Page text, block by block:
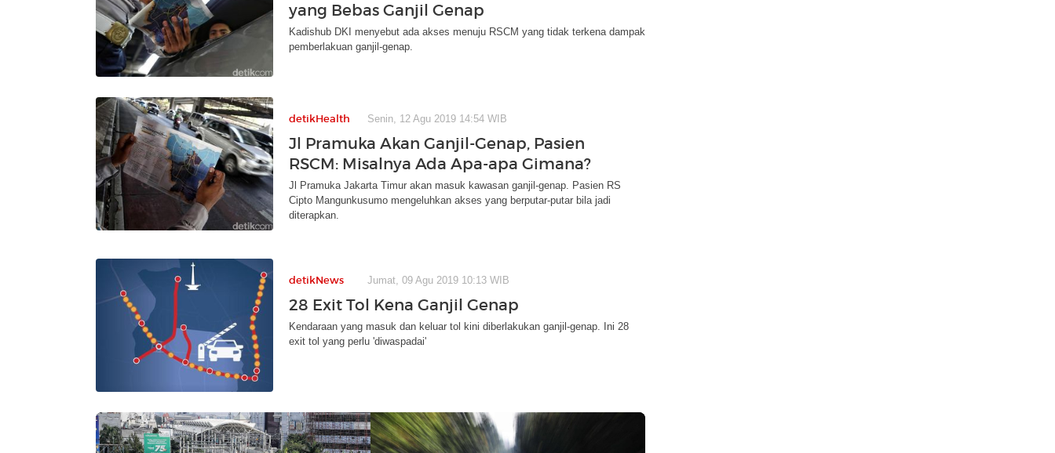
yang Bebas Ganjil Genap
Kadishub DKI menyebut ada akses menuju RSCM yang tidak terkena dampak
pemberlakuan ganjil-genap.
detikHealth Senin, 12 Agu 2019 14:54 WIB
Jl Pramuka Akan Ganjil-Genap, Pasien
RSCM: Misalnya Ada Apa-apa Gimana?
Jl Pramuka Jakarta Timur akan masuk kawasan ganjil-genap. Pasien RS
Cipto Mangunkusumo mengeluhkan akses yang berputar-putar bila jadi
diterapkan.
detikNews Jumat, 09 Agu 2019 10:13 WIB
28 Exit Tol Kena Ganjil Genap
Kendaraan yang masuk dan keluar tol kini diberlakukan ganjil-genap. Ini 28
exit tol yang perlu 'diwaspadai'